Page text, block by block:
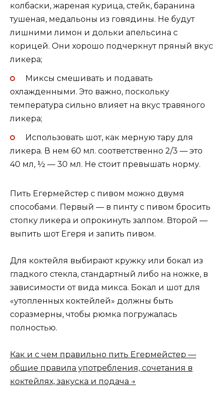
колбаски, жареная курица, стейк, баранина
тушеная, медальоны из говядины. Не будут
лишними лимон и дольки апельсина с
корицей. Они хорошо подчеркнут пряный вкус
ликера;
Миксы смешивать и подавать
охлажденными. Это важно, поскольку
температура сильно влияет на вкус травяного
ликера;
Использовать шот, как мерную тару для
ликера. В нем 60 мл. соответственно 2/3 — это
40 мл, ½ — 30 мл. Не стоит превышать норму.
Пить Егермейстер с пивом можно двумя
способами. Первый — в пинту с пивом бросить
стопку ликера и опрокинуть залпом. Второй —
выпить шот Егеря и запить пивом.
Для коктейля выбирают кружку или бокал из
гладкого стекла, стандартный либо на ножке, в
зависимости от вида микса. Бокал и шот для
«утопленных коктейлей» должны быть
соразмерны, чтобы рюмка погружалась
полностью.
Как и с чем правильно пить Егермейстер —
общие правила употребления, сочетания в
коктейлях, закуска и подача →